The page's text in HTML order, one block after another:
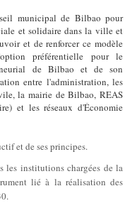
municipal de Bilbao pour
et solidaire dans la ville et
et de renforcer ce modèle
préférentielle pour le
de Bilbao et de son
entre l'administration, les
la mairie de Bilbao, REAS
et les réseaux d'Économie
et de ses principes.
les institutions chargées de la
lié à la réalisation des